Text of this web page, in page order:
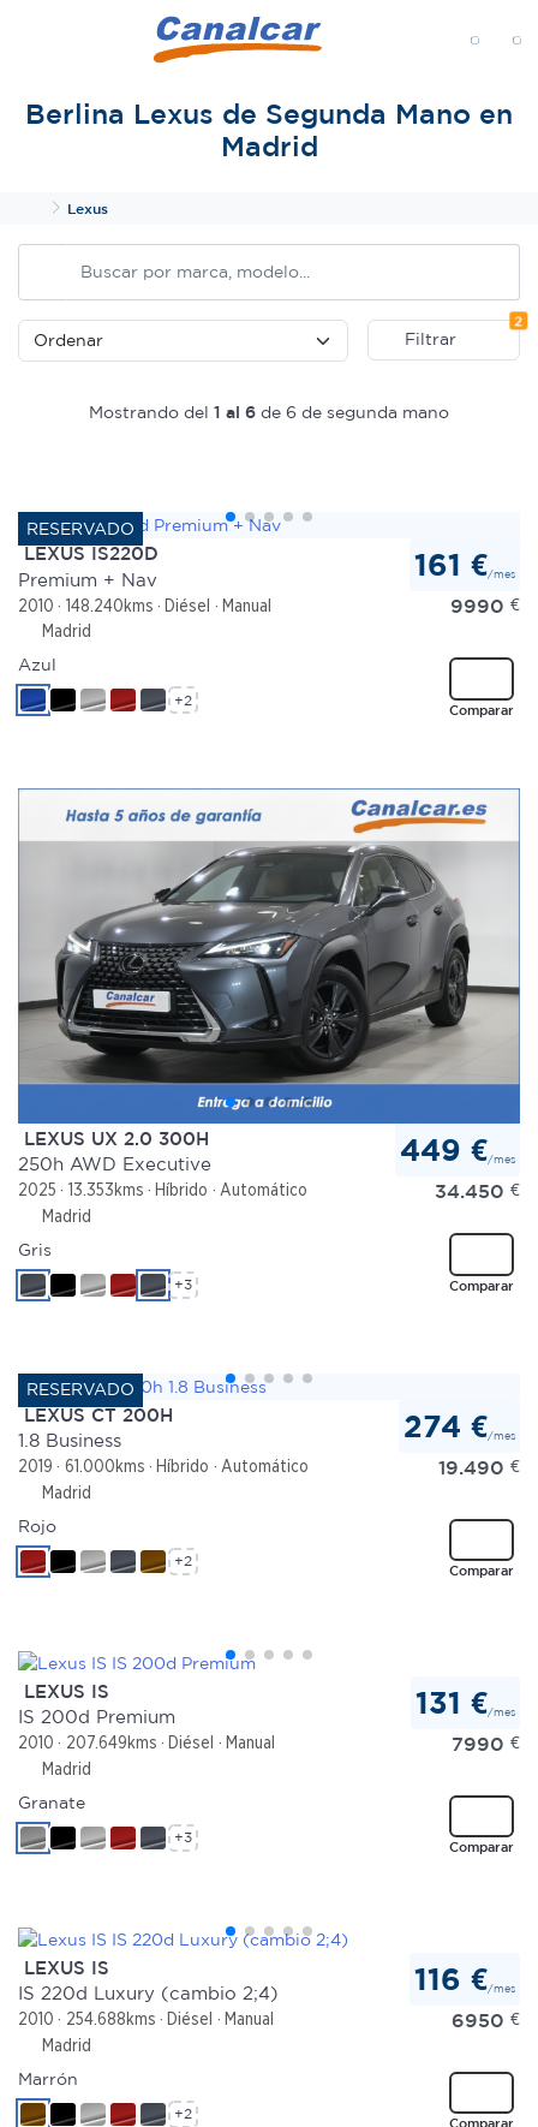
Berlina Lexus de Segunda Mano en
Madrid
InicioLexus
Filtrar
2
Mostrando del 1 al 6 de 6 de segunda mano
LEXUS IS220D
Premium + Nav
2010 148.240kms Diésel
Manual
Madrid
161 €/mes
9990 €
Comparar
Azul
+2
LEXUS UX 2.0 300H
250h AWD Executive
2025 13.353kms Híbrido
Automático
Madrid
449 €/mes
34.450 €
Comparar
Gris
+3
LEXUS CT 200H
1.8 Business
2019 61.000kms Híbrido
Automático
Madrid
274 €/mes
19.490 €
Comparar
Rojo
+2
LEXUS IS
IS 200d Premium
2010 207.649kms Diésel
Manual
Madrid
131 €/mes
7990 €
Comparar
Granate
+3
LEXUS IS
IS 220d Luxury (cambio 2;4)
2010 254.688kms Diésel
Manual
Madrid
116 €/mes
6950 €
Comparar
Marrón
+2